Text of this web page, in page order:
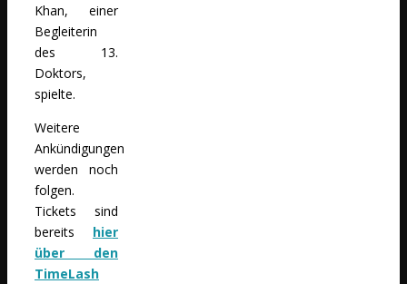
Khan, einer
Begleiterin
des 13.
Doktors,
spielte.
Weitere
Ankündigungen
werden noch
folgen.
Tickets sind
bereits hier
über den
TimeLash